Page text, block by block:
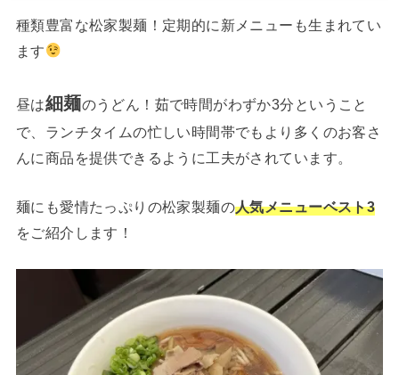
種類豊富な松家製麺！定期的に新メニューも生まれてい
ます
昼は細麺のうどん！茹で時間がわずか3分ということ
で、ランチタイムの忙しい時間帯でもより多くのお客さ
んに商品を提供できるように工夫がされています。
麺にも愛情たっぷりの松家製麺の人気メニューベスト3
をご紹介します！